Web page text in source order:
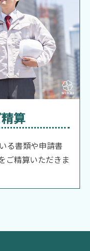
算
る書類や申請書
ご精算いただきま